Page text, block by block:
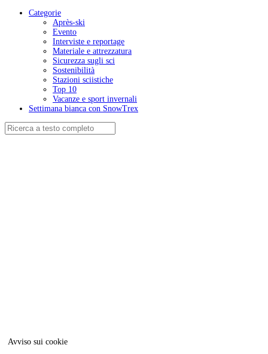
Avviso sui cookie
Categorie
Après-ski
Evento
Interviste e reportage
Materiale e attrezzatura
Sicurezza sugli sci
Sostenibilità
Stazioni sciistiche
Top 10
Vacanze e sport invernali
Settimana bianca con SnowTrex